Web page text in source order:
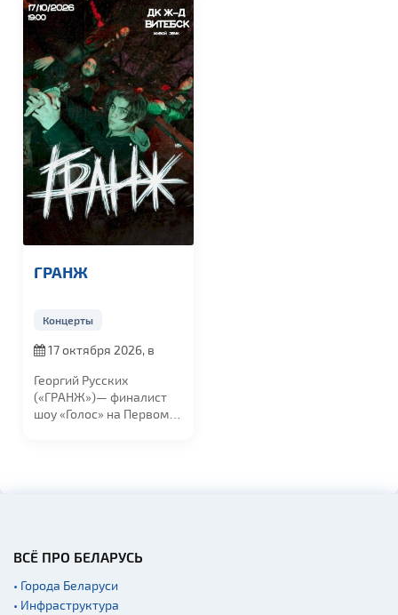
ГРАНЖ
Концерты
17 октября 2026, в
Георгий Русских
(«ГРАНЖ»)— финалист
шоу «Голос» на Первом
ВСЁ ПРО БЕЛАРУСЬ
• Города Беларуси
• Инфраструктура